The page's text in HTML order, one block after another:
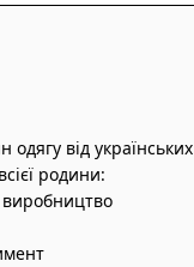
одягу від українських
родини:
виробництво